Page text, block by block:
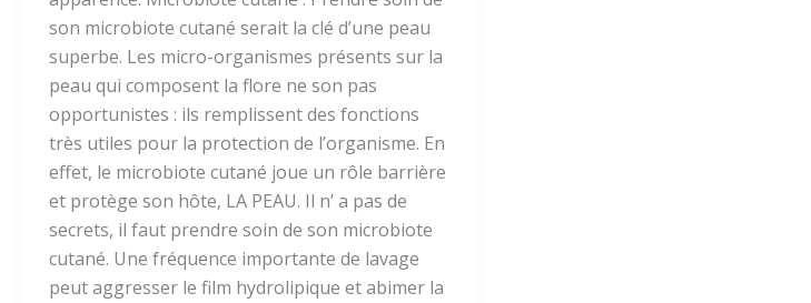
son microbiote cutané serait la clé d’une peau
superbe. Les micro-organismes présents sur la
peau qui composent la flore ne son pas
opportunistes : ils remplissent des fonctions
très utiles pour la protection de l’organisme. En
effet, le microbiote cutané joue un rôle barrière
et protège son hôte, LA PEAU. Il n’ a pas de
secrets, il faut prendre soin de son microbiote
cutané. Une fréquence importante de lavage
peut aggresser le film hydrolipique et abimer la